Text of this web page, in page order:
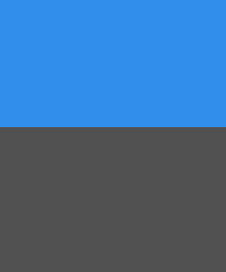
SMP Muhammadiyah